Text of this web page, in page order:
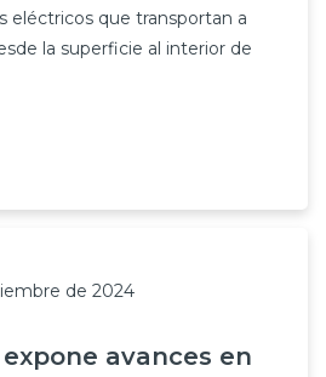
eléctricos que transportan a
la superficie al interior de
de 2024
avances en